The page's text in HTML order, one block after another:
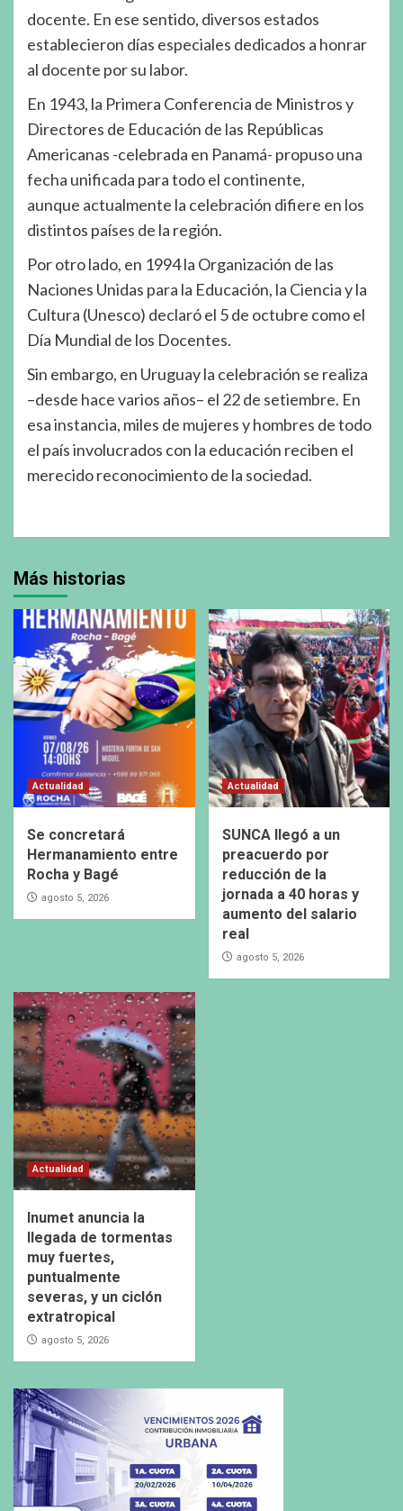
docente. En ese sentido, diversos estados
establecieron días especiales dedicados a honrar
al docente por su labor.
En 1943, la Primera Conferencia de Ministros y
Directores de Educación de las Repúblicas
Americanas -celebrada en Panamá- propuso una
fecha unificada para todo el continente,
aunque actualmente la celebración difiere en los
distintos países de la región.
Por otro lado, en 1994 la Organización de las
Naciones Unidas para la Educación, la Ciencia y la
Cultura (Unesco) declaró el 5 de octubre como el
Día Mundial de los Docentes.
Sin embargo, en Uruguay la celebración se realiza
–desde hace varios años– el 22 de setiembre. En
esa instancia, miles de mujeres y hombres de todo
el país involucrados con la educación reciben el
merecido reconocimiento de la sociedad.
Más historias
Actualidad
Se concretará
Hermanamiento entre
Rocha y Bagé
agosto 5, 2026
Actualidad
SUNCA llegó a un
preacuerdo por
reducción de la
jornada a 40 horas y
aumento del salario
real
agosto 5, 2026
Actualidad
Inumet anuncia la
llegada de tormentas
muy fuertes,
puntualmente
severas, y un ciclón
extratropical
agosto 5, 2026